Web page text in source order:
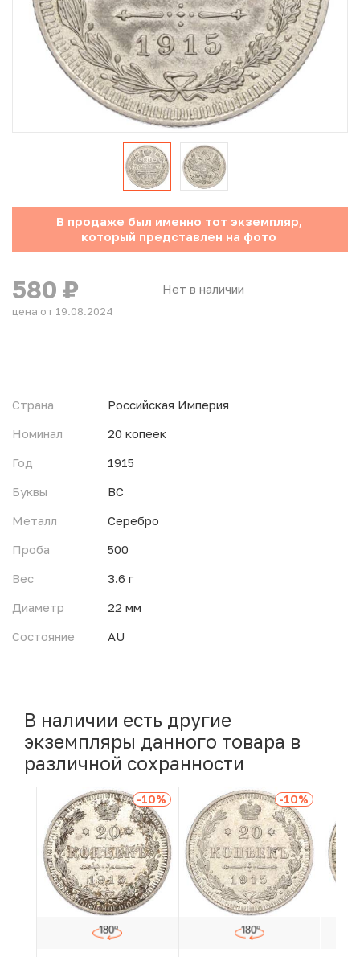
Юбилейные монеты Банка России (с 1999 года)
Памятные и инвестиционные монеты СССР и России
Иностранные монеты
Неофициальные выпуски монет (Unusual)
Античные и средневековые монеты
Наборы монет
Инвестиционные монеты
В продаже был именно тот экземпляр,
который представлен на фото
Нет в наличии
580 ₽
цена от 19.08.2024
Страна
Российская Империя
Номинал
20 копеек
Год
1915
Буквы
ВС
Металл
Серебро
Проба
500
Вес
3.6 г
Диаметр
22 мм
Состояние
AU
В наличии есть другие
экземпляры данного товара в
различной сохранности
-10% -10%